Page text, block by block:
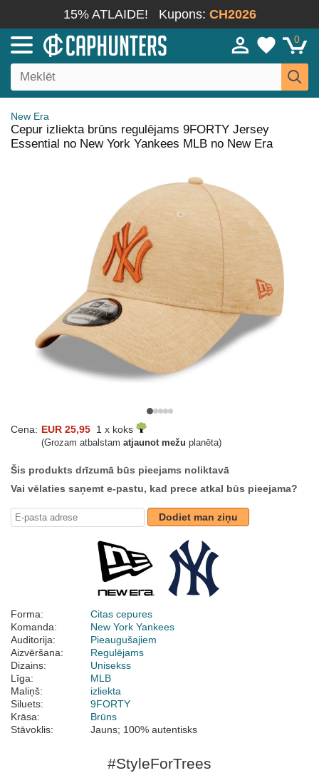
15% ATLAIDE! Kupons: CH2026
0
New Era
Cepur izliekta brūns regulējams 9FORTY Jersey
Essential no New York Yankees MLB no New Era
Cena: EUR 25,95 1 x koks
(Grozam atbalstam atjaunot mežu planēta)
Šis produkts drīzumā būs pieejams noliktavā
Vai vēlaties saņemt e-pastu, kad prece atkal būs pieejama?
Dodiet man ziņu
Forma:
Citas cepures
Komanda:
New York Yankees
Auditorija:
Pieaugušajiem
Aizvēršana:
Regulējams
Dizains:
Unisekss
Līga:
MLB
Maliņš:
izliekta
Siluets:
9FORTY
Krāsa:
Brūns
Stāvoklis:
Jauns; 100% autentisks
#StyleForTrees